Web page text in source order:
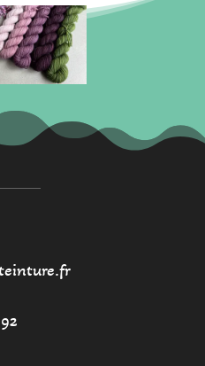
sur
la
page
produit